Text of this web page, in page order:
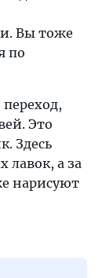
Вы тоже
по
Это
Здесь
лавок, а за
нарисуют